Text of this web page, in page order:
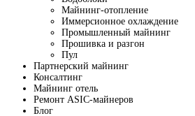
Майнинг-отопление
Иммерсионное охлаждение
Промышленный майнинг
Прошивка и разгон
Пул
Партнерский майнинг
Консалтинг
Майнинг отель
Ремонт ASIC-майнеров
Блог